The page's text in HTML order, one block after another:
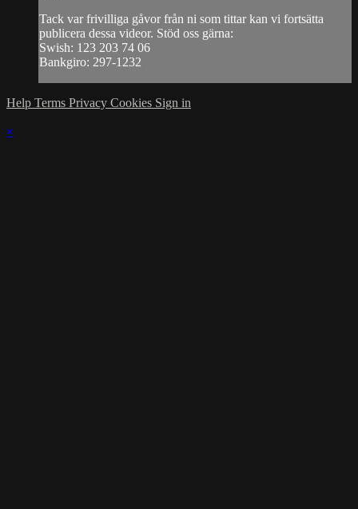
Tack var frivilliga gåvor från ni som tittar kan vi fortsätta
publicera dessa videor. Stöd oss gärna:
Swish: 123 203 74 06
Bankgiro: 297-1232
Help Terms Privacy Cookies Sign in
×